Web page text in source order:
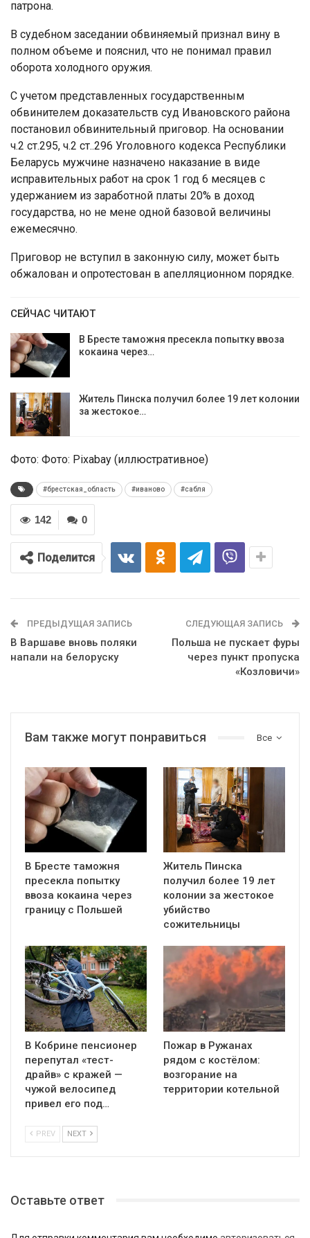
патрона.
В судебном заседании обвиняемый признал вину в
полном объеме и пояснил, что не понимал правил
оборота холодного оружия.
С учетом представленных государственным
обвинителем доказательств суд Ивановского района
постановил обвинительный приговор. На основании
ч.2 ст.295, ч.2 ст..296 Уголовного кодекса Республики
Беларусь мужчине назначено наказание в виде
исправительных работ на срок 1 год 6 месяцев с
удержанием из заработной платы 20% в доход
государства, но не мене одной базовой величины
ежемесячно.
Приговор не вступил в законную силу, может быть
обжалован и опротестован в апелляционном порядке.
СЕЙЧАС ЧИТАЮТ
В Бресте таможня пресекла попытку ввоза
кокаина через…
Житель Пинска получил более 19 лет колонии
за жестокое…
Фото: Фото: Pixabay (иллюстративное)
#брестская_область #иваново #сабля
0
142
Поделится
ПРЕДЫДУЩАЯ ЗАПИСЬ
В Варшаве вновь поляки
напали на белоруску
СЛЕДУЮЩАЯ ЗАПИСЬ
Польша не пускает фуры
через пункт пропуска
«Козловичи»
Все
Вам также могут понравиться
В Бресте таможня
пресекла попытку
ввоза кокаина через
границу с Польшей
Житель Пинска
получил более 19 лет
колонии за жестокое
убийство
сожительницы
В Кобрине пенсионер
перепутал «тест-
драйв» с кражей —
чужой велосипед
привел его под…
Пожар в Ружанах
рядом с костёлом:
возгорание на
территории котельной
PREV NEXT
Оставьте ответ